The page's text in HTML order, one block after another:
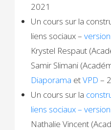
2021
Un cours sur la
liens sociaux –
Krystel Respaut
Samir Slimani
Diaporama etVPD –
Un cours sur la
liens sociaux –
Nathalie Vincent